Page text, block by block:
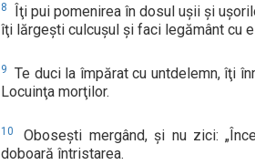
8
Îţi pui pomenirea în dosul uşii şi
îţi lărgeşti culcuşul şi faci legământ cu
9
Te duci la împărat cu untdelemn, îţi
Locuinţa morţilor.
10
Oboseşti mergând, şi nu zici:
doboară întristarea.